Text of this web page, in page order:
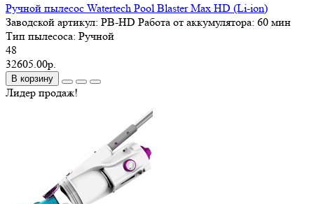
Ручной пылесос Watertech Pool Blaster Max HD (Li-ion)
Заводской артикул: PB-HD Работа от аккумулятора: 60 мин
Тип пылесоса: Ручной
48
32605.00р.
В корзину
Лидер продаж!